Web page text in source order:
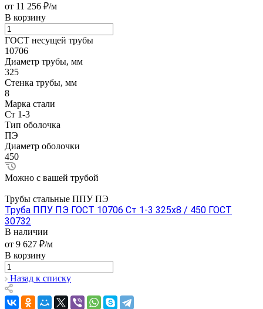
от 11 256 ₽/м
В корзину
ГОСТ несущей трубы
10706
Диаметр трубы, мм
325
Стенка трубы, мм
8
Марка стали
Ст 1-3
Тип оболочка
ПЭ
Диаметр оболочки
450
Можно с вашей трубой
Трубы стальные ППУ ПЭ
Труба ППУ ПЭ ГОСТ 10706 Ст 1-3 325x8 / 450 ГОСТ
30732
В наличии
от 9 627 ₽/м
В корзину
Назад к списку